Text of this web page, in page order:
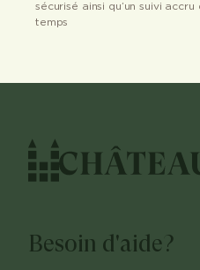
sécurisé ainsi qu’un suivi
temps
Besoin d'aide?